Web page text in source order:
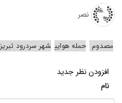
نصر
مصدوم حمله هوایی شهر سردرود تبریز
افزودن نظر جدید
نام